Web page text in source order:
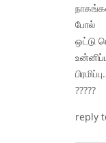
போல்
ஒட்டு
?????
reply